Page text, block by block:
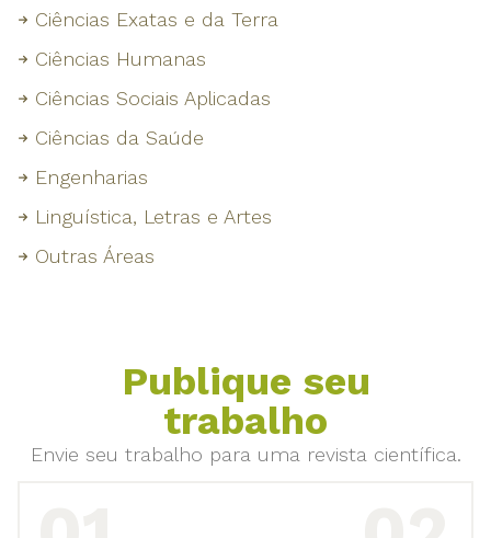
Ciências Exatas e da Terra
Ciências Humanas
Ciências Sociais Aplicadas
Ciências da Saúde
Engenharias
Linguística, Letras e Artes
Outras Áreas
Publique seu
trabalho
Envie seu trabalho para uma revista científica.